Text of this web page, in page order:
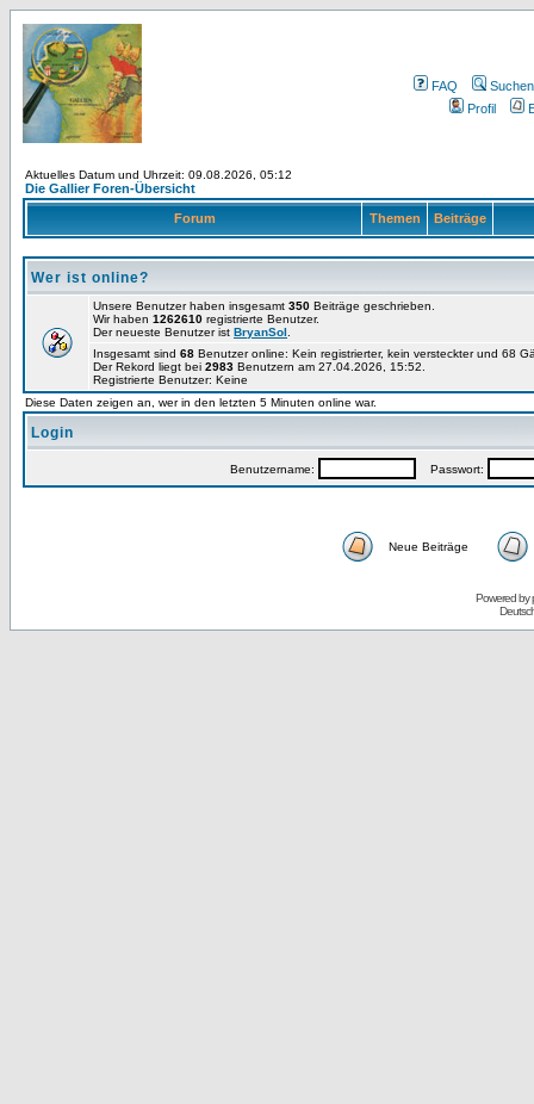
FAQ
Suchen
Profil
Aktuelles Datum und Uhrzeit: 09.08.2026, 05:12
Die Gallier Foren-Übersicht
Forum Themen Beiträge
Wer ist online?
Unsere Benutzer haben insgesamt 350 Beiträge geschrieben.
Wir haben 1262610 registrierte Benutzer.
Der neueste Benutzer ist BryanSol
Insgesamt sind 68 Benutzer online: Kein registrierter, kein versteckter und 68
Der Rekord liegt bei 2983 Benutzern am 27.04.2026, 15:52.
Registrierte Benutzer: Keine
Diese Daten zeigen an, wer in den letzten 5 Minuten online war.
Login
Benutzername: Passwort:
Neue Beiträge
Powered by